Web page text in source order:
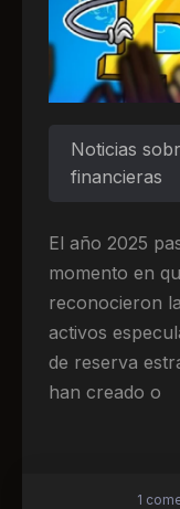
Noticias
financieras
El año 2025
momento en
reconocieron
activos
de reserva
han creado o
1